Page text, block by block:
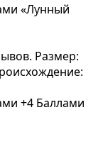
«Лунный
Размер:
+4 Баллами